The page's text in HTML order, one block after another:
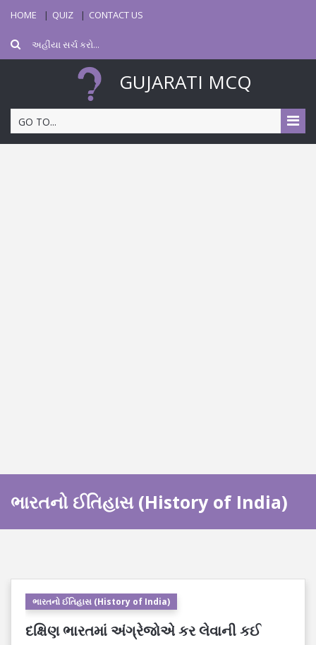
HOME QUIZ CONTACT US
GUJARATI MCQ
GO TO...
ભારતનો ઈતિહાસ (History of India)
ભારતનો ઈતિહાસ (History of India)
દક્ષિણ ભારતમાં અંગ્રેજોએ કર લેવાની કઈ